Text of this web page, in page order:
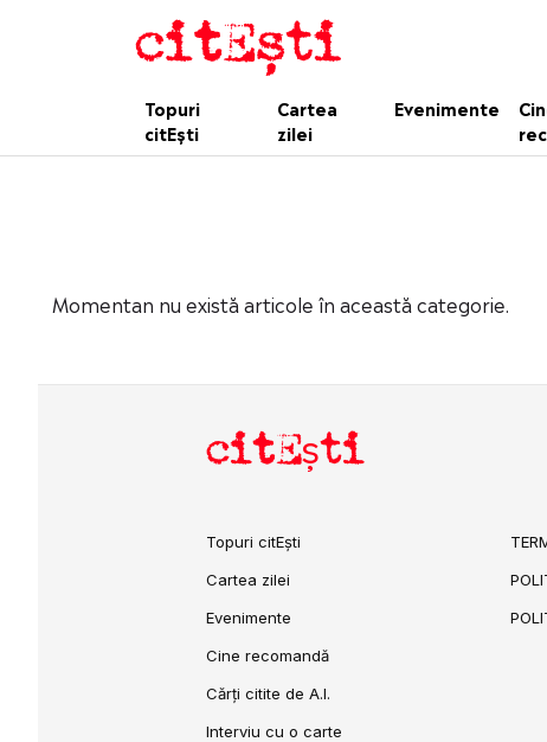
Topuri
citEști
Cartea
zilei
Evenimente
Momentan nu există articole în această categorie.
citEști
Topuri citEști
Cartea zilei
Evenimente
Cine recomandă
Cărți citite de A.I.
Interviu cu o carte